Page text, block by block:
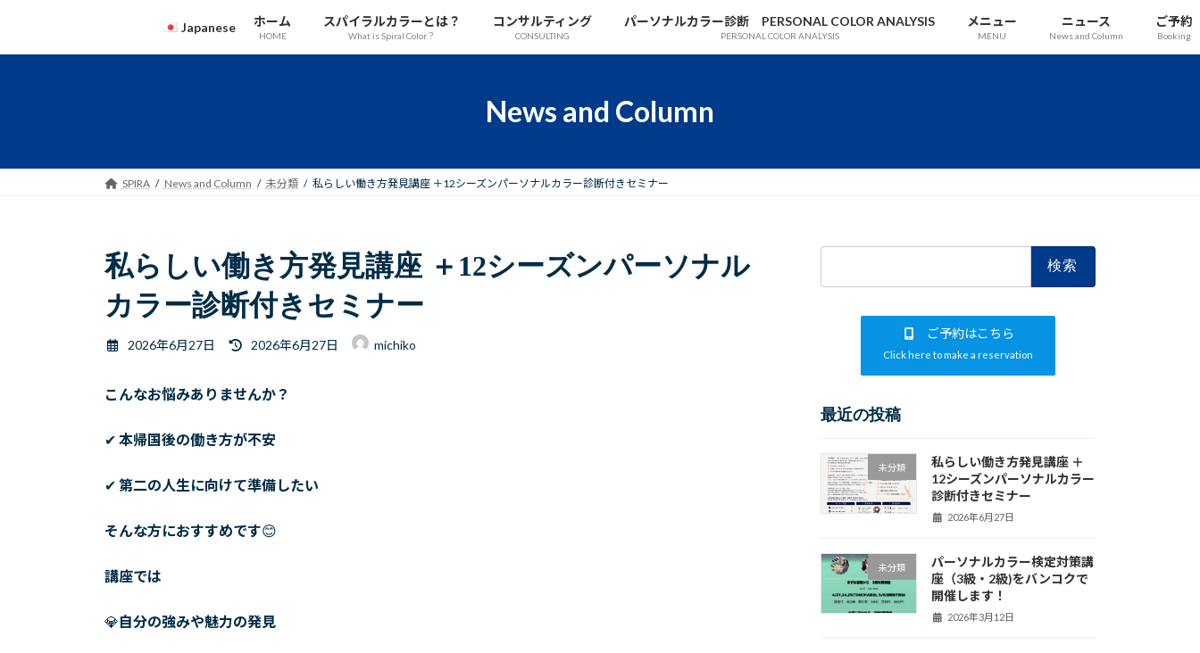
テ
ゲ
Japanese ホーム
HOME
スパイラルカラーとは？
What is Spiral Color？
コンサルティング
CONSULTING
パーソナルカラー診断 PERSONAL COLOR ANALYSIS
PERSONAL COLOR ANALYSIS
メニュー
MENU
ニュース
News and Column
ご予約
Booking
News and Column
SPIRA News and Column 未分類 私らしい働き方発見講座 ＋12シーズンパーソナルカラー診断付きセミナー
私らしい働き方発見講座 ＋12シーズンパーソナル
カラー診断付きセミナー
2026年6月27日
最
新
:
2026年6月27日 michiko
こんなお悩みありませんか？
✔ 本帰国後の働き方が不安
✔ 第二の人生に向けて準備したい
そんな方におすすめです😊
講座では
💎自分の強みや魅力の発見
ご予約はこちら
Click here to make a reservation
最近の投稿
未分類
私らしい働き方発見講座 ＋
12シーズンパーソナルカラー
診断付きセミナー
2026年6月27日
未分類
パーソナルカラー検定対策講
座（3級・2級)をバンコクで
開催します！
2026年3月12日